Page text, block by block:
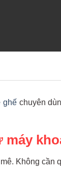
ghếchuyên
máy
Không cần